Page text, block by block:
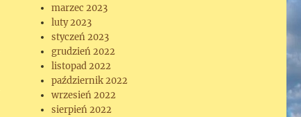
marzec 2023
luty 2023
styczeń 2023
grudzień 2022
listopad 2022
październik 2022
wrzesień 2022
sierpień 2022